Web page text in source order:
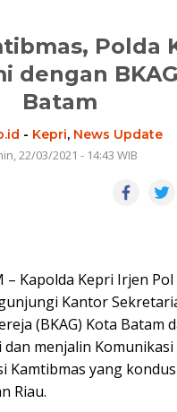
Polda
dengan
Batam
- Kepri, News Update
22/03/2021 - 14:43 WIB
– Kapolda Kepri Irjen
Kantor
(BKAG) Kota Batam
menjalin
Kamtibmas yang
Riau.